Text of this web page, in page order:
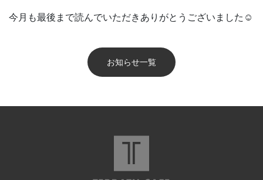
今月も最後まで読んでいただきありがとうございました☺
お知らせ一覧